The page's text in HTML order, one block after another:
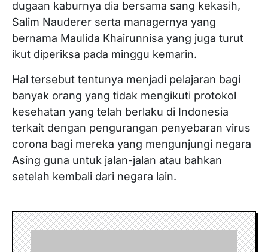
dugaan kaburnya dia bersama sang kekasih,
Salim Nauderer serta managernya yang
bernama Maulida Khairunnisa yang juga turut
ikut diperiksa pada minggu kemarin.
Hal tersebut tentunya menjadi pelajaran bagi
banyak orang yang tidak mengikuti protokol
kesehatan yang telah berlaku di Indonesia
terkait dengan pengurangan penyebaran virus
corona bagi mereka yang mengunjungi negara
Asing guna untuk jalan-jalan atau bahkan
setelah kembali dari negara lain.